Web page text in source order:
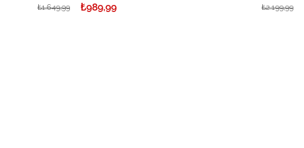
₺989,99
₺1.649,99 ₺2.199,99